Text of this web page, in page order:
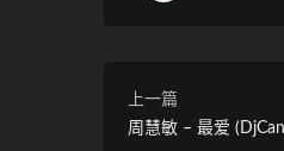
上一篇
周慧敏 – 最爱